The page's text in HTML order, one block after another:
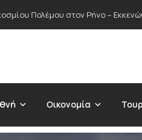
κατά της κατεδάφισης των
Οικονομία